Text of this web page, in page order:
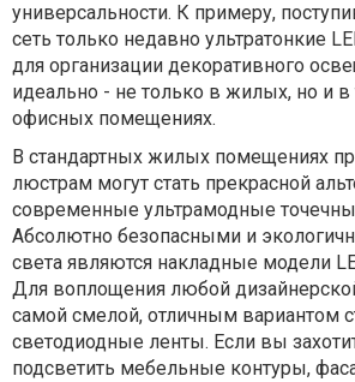
универсальности. К примеру,
сеть только недавно ультратонкие
для организации декоративного
идеально - не только в жилых, но и
офисных помещениях.
В стандартных жилых помещениях
люстрам могут стать прекрасной
современные ультрамодные
Абсолютно безопасными и
света являются накладные модели
Для воплощения любой
самой смелой, отличным вариантом
светодиодные ленты. Если вы
подсветить мебельные контуры,